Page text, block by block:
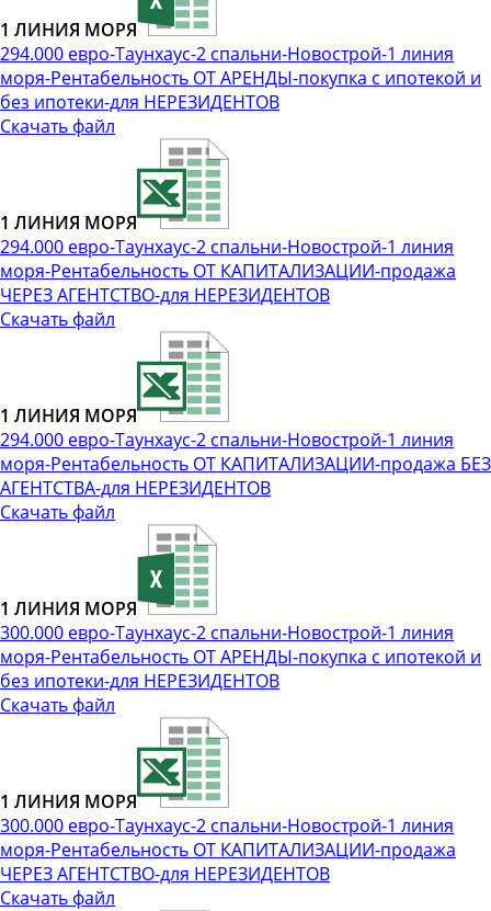
1 ЛИНИЯ МОРЯ
294.000 евро-Таунхаус-2 спальни-Новострой-1 линия
моря-Рентабельность ОТ АРЕНДЫ-покупка с ипотекой и
без ипотеки-для НЕРЕЗИДЕНТОВ
Скачать файл
1 ЛИНИЯ МОРЯ
294.000 евро-Таунхаус-2 спальни-Новострой-1 линия
моря-Рентабельность ОТ КАПИТАЛИЗАЦИИ-продажа
ЧЕРЕЗ АГЕНТСТВО-для НЕРЕЗИДЕНТОВ
Скачать файл
1 ЛИНИЯ МОРЯ
294.000 евро-Таунхаус-2 спальни-Новострой-1 линия
моря-Рентабельность ОТ КАПИТАЛИЗАЦИИ-продажа БЕЗ
АГЕНТСТВА-для НЕРЕЗИДЕНТОВ
Скачать файл
1 ЛИНИЯ МОРЯ
300.000 евро-Таунхаус-2 спальни-Новострой-1 линия
моря-Рентабельность ОТ АРЕНДЫ-покупка с ипотекой и
без ипотеки-для НЕРЕЗИДЕНТОВ
Скачать файл
1 ЛИНИЯ МОРЯ
300.000 евро-Таунхаус-2 спальни-Новострой-1 линия
моря-Рентабельность ОТ КАПИТАЛИЗАЦИИ-продажа
ЧЕРЕЗ АГЕНТСТВО-для НЕРЕЗИДЕНТОВ
Скачать файл